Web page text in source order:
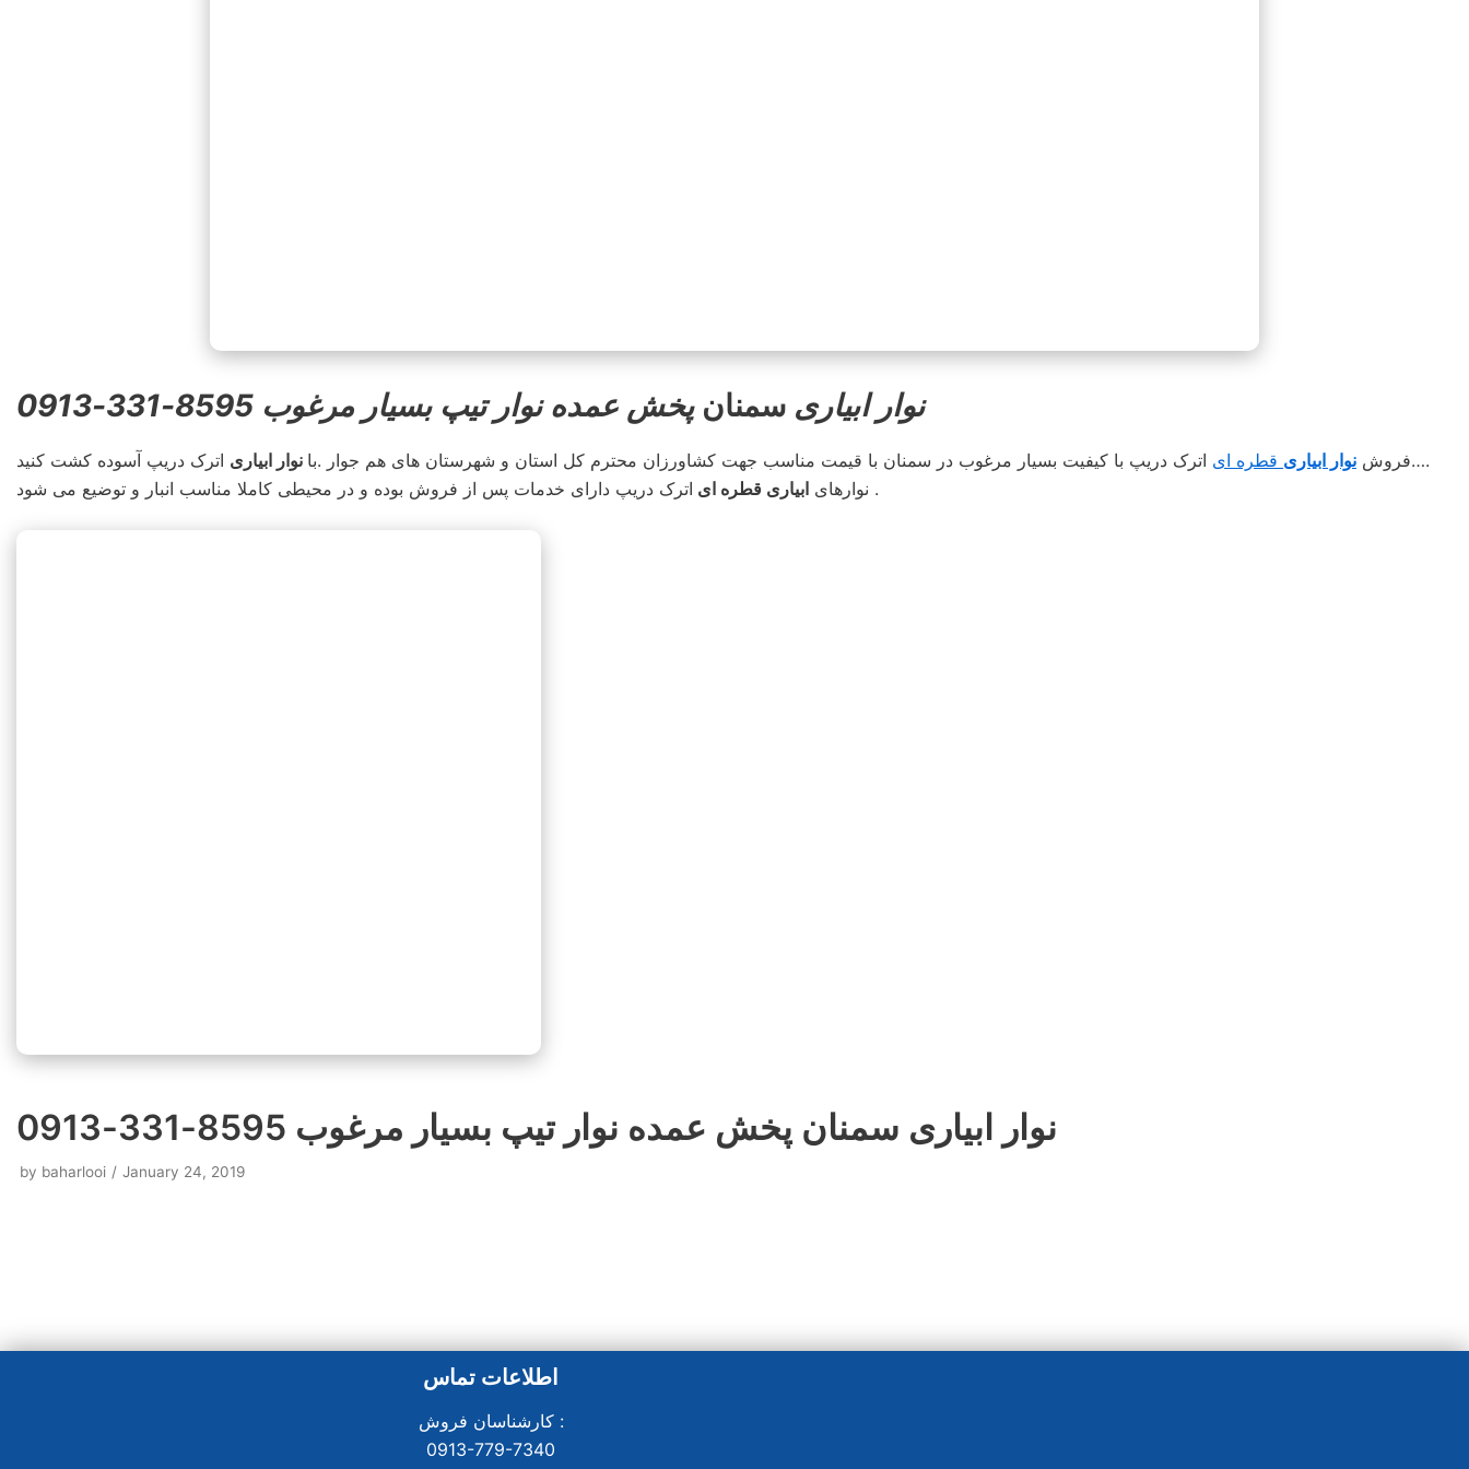
نوار ابیاری سمنانپخش عمده نوار تیپ بسیار مرغوب 8595-331-0913
فروش نوار ابیاری قطره ای اترک دریپ با کیفیت بسیار مرغوب در سمنان با قیمت مناسب جهت کشاورزان محترم کل استان و شهرستان های هم جوار .با نوار ابیاری
اترک دریپ آسوده کشت کنید….
نوارهای ابیاری قطره ای اترک دریپ دارای خدمات پس از فروش بوده و در محیطی کاملا مناسب انبار و توضیع می شود .
نوار ابیاری سمنان پخش عمده نوار تیپ بسیار مرغوب 8595-331-0913
by baharlooi January 24, 2019
اطلاعات تماس
کارشناسان فروش :
0913-779-7340